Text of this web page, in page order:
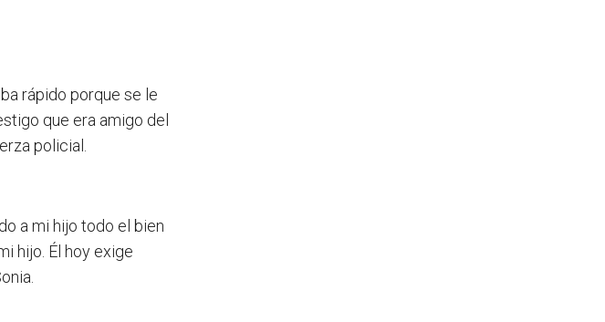
rápido porque se le
que era amigo del
policial.
a mi hijo todo el bien
hijo. Él hoy exige